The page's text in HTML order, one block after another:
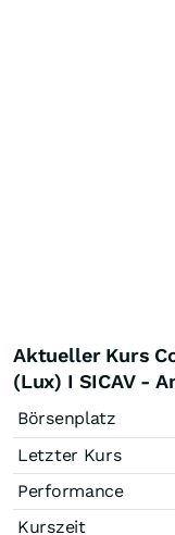
Aktueller Kurs
(Lux) I SICAV -
Börsenplatz
Letzter Kurs
Performance
Kurszeit